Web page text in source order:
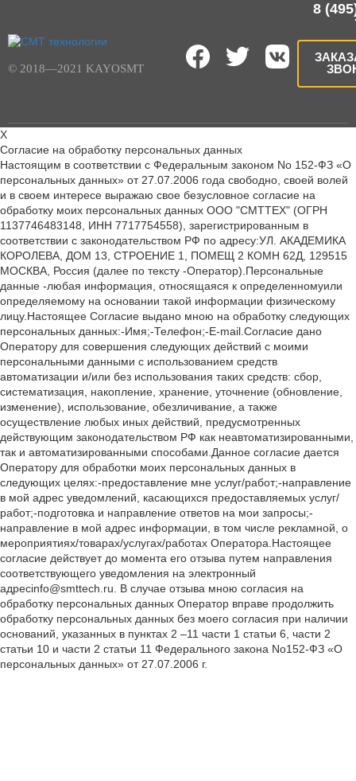
© 2018—2021 KAYOSMT
8
X
Согласие на обработку персональных данных
Настоящим в соответствии с Федеральным законом No 152-ФЗ «О
персональных данных» от 27.07.2006 года свободно, своей волей
и в своем интересе выражаю свое безусловное согласие на
обработку моих персональных данных ООО "СМТТЕХ" (ОГРН
1137746483148, ИНН 7717754558), зарегистрированным в
соответствии с законодательством РФ по адресу:УЛ. АКАДЕМИКА
КОРОЛЕВА, ДОМ 13, СТРОЕНИЕ 1, ПОМЕЩ 2 КОМН 62Д, 129515
МОСКВА, Россия (далее по тексту -Оператор).Персональные
данные -любая информация, относящаяся к определенномуили
определяемому на основании такой информации физическому
лицу.Настоящее Согласие выдано мною на обработку следующих
персональных данных:-Имя;-Телефон;-E-mail.Согласие дано
Оператору для совершения следующих действий с моими
персональными данными с использованием средств
автоматизации и/или без использования таких средств: сбор,
систематизация, накопление, хранение, уточнение (обновление,
изменение), использование, обезличивание, а также
осуществление любых иных действий, предусмотренных
действующим законодательством РФ как неавтоматизированными,
так и автоматизированными способами.Данное согласие дается
Оператору для обработки моих персональных данных в
следующих целях:-предоставление мне услуг/работ;-направление
в мой адрес уведомлений, касающихся предоставляемых услуг/
работ;-подготовка и направление ответов на мои запросы;-
направление в мой адрес информации, в том числе рекламной, о
мероприятиях/товарах/услугах/работах Оператора.Настоящее
согласие действует до момента его отзыва путем направления
соответствующего уведомления на электронный
адресinfo@smttech.ru. В случае отзыва мною согласия на
обработку персональных данных Оператор вправе продолжить
обработку персональных данных без моего согласия при наличии
оснований, указанных в пунктах 2 –11 части 1 статьи 6, части 2
статьи 10 и части 2 статьи 11 Федерального закона No152-ФЗ «О
персональных данных» от 27.07.2006 г.